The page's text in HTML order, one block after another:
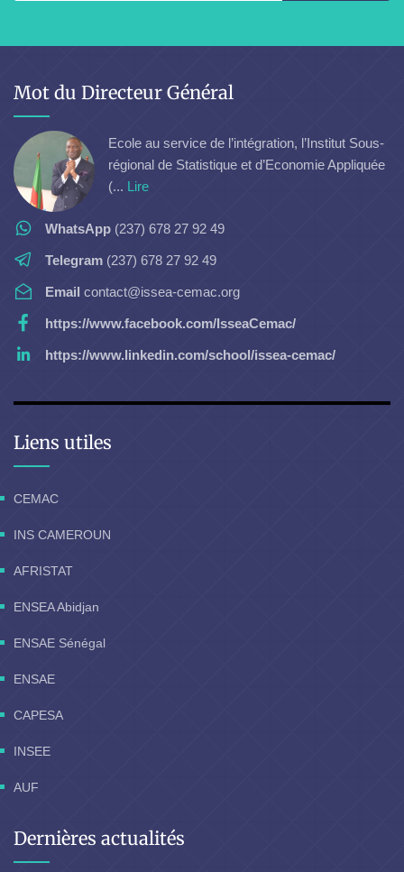
Mot du Directeur Général
Ecole au service de l’intégration, l’Institut Sous-
régional de Statistique et d’Economie Appliquée
(... Lire
WhatsApp (237) 678 27 92 49
Telegram (237) 678 27 92 49
Email contact@issea-cemac.org
https://www.facebook.com/IsseaCemac/
https://www.linkedin.com/school/issea-cemac/
Liens utiles
CEMAC
INS CAMEROUN
AFRISTAT
ENSEA Abidjan
ENSAE Sénégal
ENSAE
CAPESA
INSEE
AUF
Dernières actualités